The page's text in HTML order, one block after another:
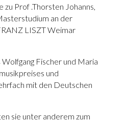
zu Prof .Thorsten Johanns,
an der
LISZT Weimar
Fischer und Maria
und
mit den Deutschen
sie unter anderem zum